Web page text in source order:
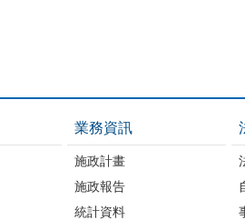
業務資訊
施政計畫
施政報告
統計資料